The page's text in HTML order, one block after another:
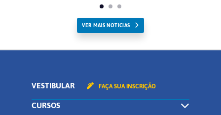
VER MAIS NOTICIAS
VESTIBULAR FAÇA SUA INSCRIÇÃO
CURSOS